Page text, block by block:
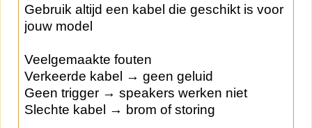
Gebruik altijd een kabel die geschikt is voor
jouw model
Veelgemaakte fouten
Verkeerde kabel → geen geluid
Geen trigger → speakers werken niet
Slechte kabel → brom of storing